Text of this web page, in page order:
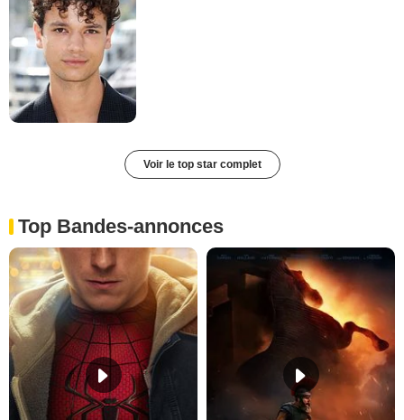
Voir le top star complet
Top Bandes-annonces